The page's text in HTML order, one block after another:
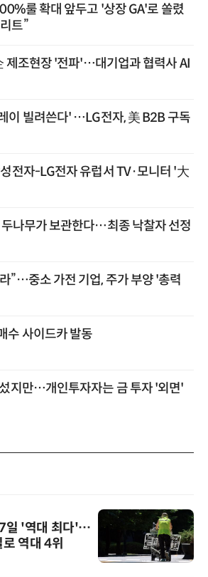
룰 확대 앞두고 '상장 GA'로 쏠렸
트”
제조현장 '전파'…대기업과 협력사 AI
이 빌려쓴다' …LG전자, 美 B2B 구독
전자-LG전자 유럽서 TV·모니터 '大
두나무가 보관한다…최종 낙찰자 선정
”…중소 가전 기업, 주가 부양 '총력
수 사이드카 발동
지만…개인투자자는 금 투자 '외면'
일 '역대 최다'…
역대 4위